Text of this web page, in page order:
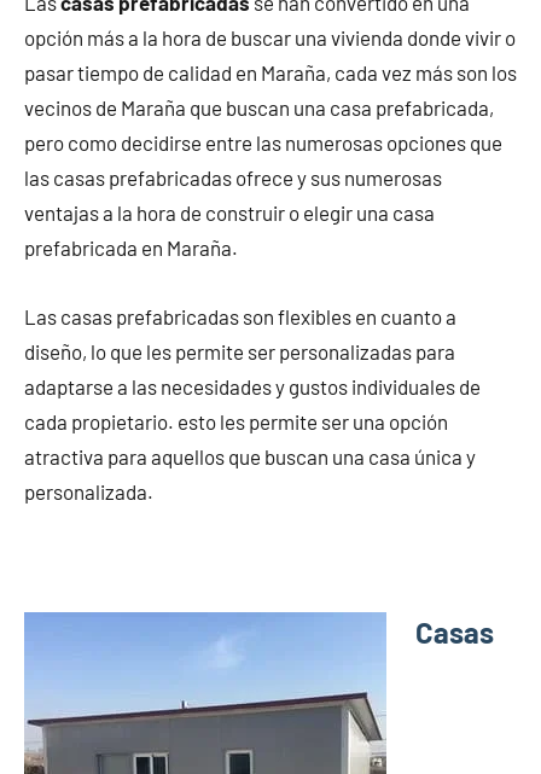
opción más a la hora de buscar una vivienda donde vivir o
pasar tiempo de calidad en Maraña, cada vez más son los
vecinos de Maraña que buscan una casa prefabricada,
pero como decidirse entre las numerosas opciones que
las casas prefabricadas ofrece y sus numerosas
ventajas a la hora de construir o elegir una casa
prefabricada en Maraña.
Las casas prefabricadas son flexibles en cuanto a
diseño, lo que les permite ser personalizadas para
adaptarse a las necesidades y gustos individuales de
cada propietario. esto les permite ser una opción
atractiva para aquellos que buscan una casa única y
personalizada.
Casas